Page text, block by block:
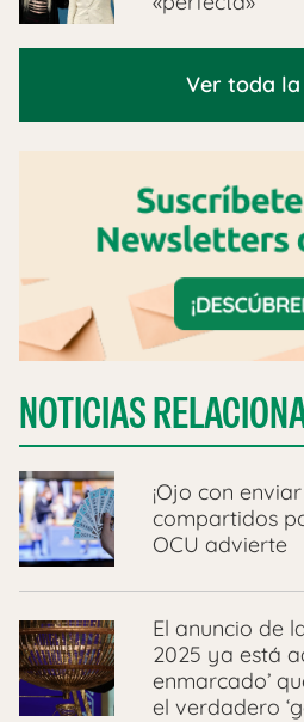
Ver toda
NOTICIAS
¡Ojo con
compartidos
OCU advierte
El anuncio de
2025 ya está
enmarcado’
el verdadero